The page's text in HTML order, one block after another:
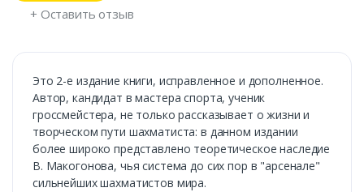
+ Оставить отзыв
Это 2-е издание книги, исправленное и дополненное.
Автор, кандидат в мастера спорта, ученик
гроссмейстера, не только рассказывает о жизни и
творческом пути шахматиста: в данном издании
более широко представлено теоретическое наследие
В. Макогонова, чья система до сих пор в "арсенале"
сильнейших шахматистов мира.